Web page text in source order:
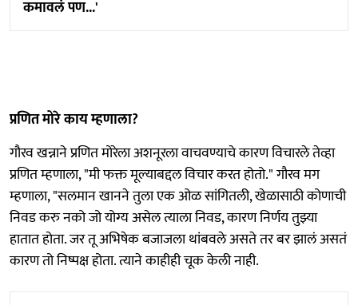
कमावलं पण...'
प्रणित मोरे काय म्हणाला?
गौरव खन्नाने प्रणित मोरेला अशनूरला वाचवण्याचे कारण विचारले तेव्हा
प्रणित म्हणाला, "मी फक्त मूल्याबद्दल विचार करत होतो." गौरव मग
म्हणाला, "सलमान खानने तुला एक ओळ सांगितली, खेळासाठी कोणाची
निवड करु नको जो योग्य असेल त्याला निवड, कारण निर्णय तुझ्या
हातात होता. जर तू अभिषेक बजाजला थांबवले असते तर बर झालं असतं
कारण तो निष्पक्ष होता. त्याने काहीही चूक केली नाही.